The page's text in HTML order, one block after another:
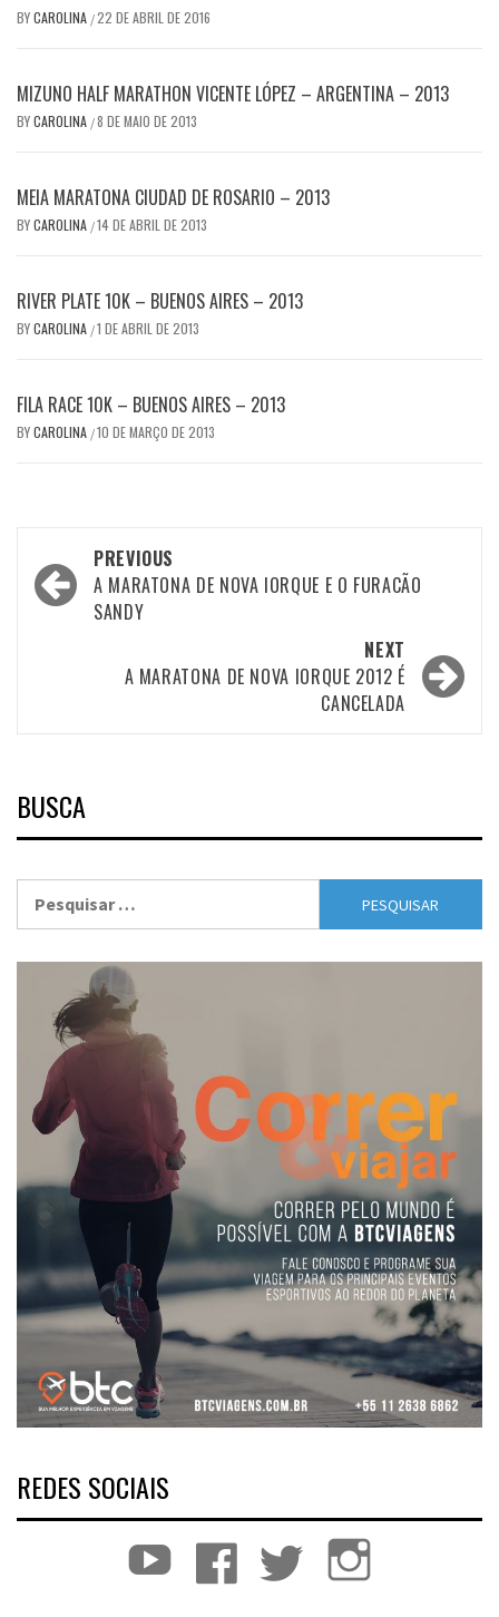
BYCAROLINA /22 DE ABRIL DE 2016
MIZUNO HALF MARATHON VICENTE LÓPEZ – ARGENTINA – 2013
BYCAROLINA /8 DE MAIO DE 2013
MEIA MARATONA CIUDAD DE ROSARIO – 2013
BYCAROLINA /14 DE ABRIL DE 2013
RIVER PLATE 10K – BUENOS AIRES – 2013
BYCAROLINA /1 DE ABRIL DE 2013
FILA RACE 10K – BUENOS AIRES – 2013
BYCAROLINA /10 DE MARÇO DE 2013
Post
navigation
PREVIOUS
A MARATONA DE NOVA IORQUE E O FURACÃO
SANDY
NEXT
A MARATONA DE NOVA IORQUE 2012 É
CANCELADA
BUSCA
REDES SOCIAIS
YouTube Facebook Twitter